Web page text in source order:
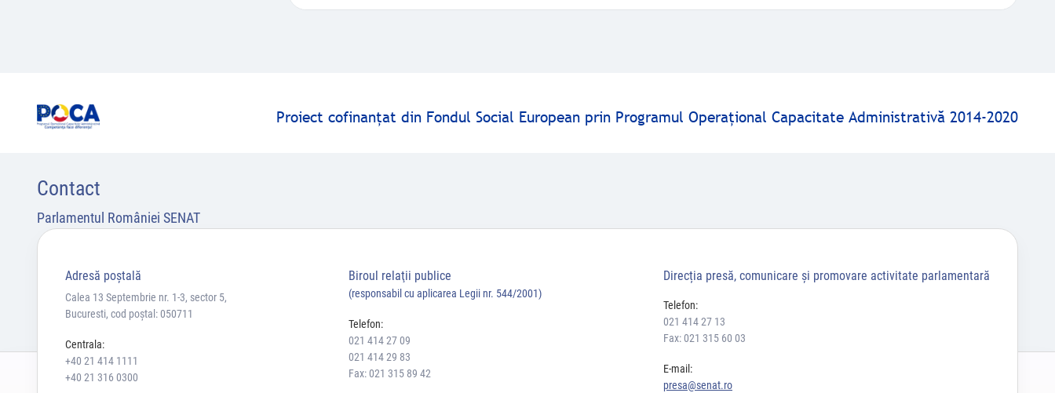
Proiect cofinanţat din Fondul Social European prin Programul Operaţional Capacitate Administrativă 2014-2020
Contact
Parlamentul României SENAT
Adresă poştală
Calea 13 Septembrie nr. 1-3, sector 5,
Bucuresti, cod poștal: 050711
Centrala:
+40 21 414 1111
+40 21 316 0300
Biroul relaţii publice
(responsabil cu aplicarea Legii nr. 544/2001)
Telefon:
021 414 27 09
021 414 29 83
Fax: 021 315 89 42
Direcția presă, comunicare și promovare activitate parlamentară
Telefon:
021 414 27 13
Fax: 021 315 60 03
E-mail:
presa@senat.ro